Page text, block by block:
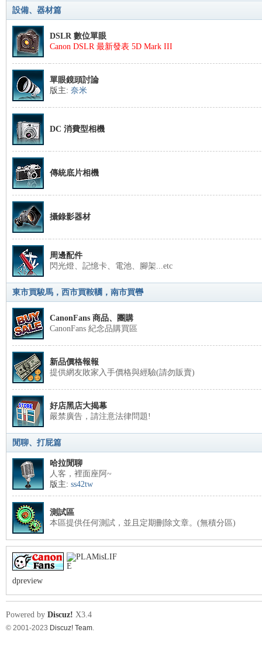
設備、器材篇
DSLR 數位單眼
Canon DSLR 最新發表 5D Mark III
單眼鏡頭討論
版主: 奈米
DC 消費型相機
傳統底片相機
攝錄影器材
周邊配件
閃光燈、記憶卡、電池、腳架...etc
東市買駿馬，西市買鞍韉，南市買轡
CanonFans 商品、團購
CanonFans 紀念品購買區
新品價格報報
提供網友敗家入手價格與經驗(請勿販賣)
好店黑店大揭幕
嚴禁廣告，請注意法律問題!
閒聊、打屁篇
哈拉閒聊
人客，裡面座阿~
版主: ss42tw
測試區
本區提供任何測試，並且定期刪除文章。(無積分區)
dpreview
Powered by Discuz! X3.4
© 2001-2023 Discuz! Team.